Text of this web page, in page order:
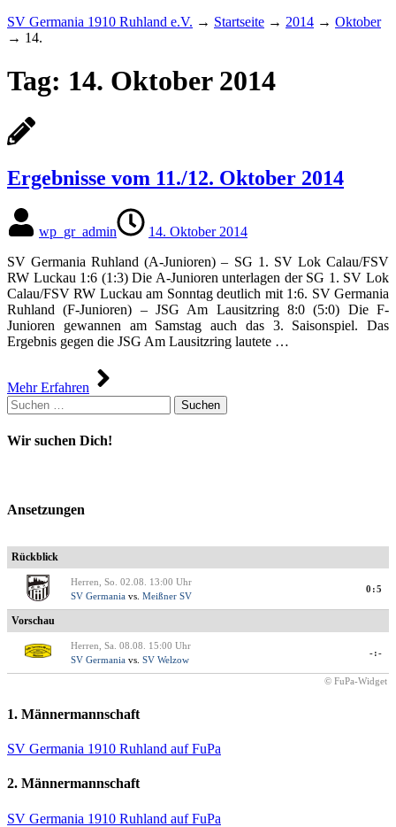
SV Germania 1910 Ruhland e.V. → Startseite → 2014 → Oktober
→ 14.
Tag: 14. Oktober 2014
Ergebnisse vom 11./12. Oktober 2014
wp_gr_admin
14. Oktober 2014
SV Germania Ruhland (A-Junioren) – SG 1. SV Lok Calau/FSV
RW Luckau 1:6 (1:3) Die A-Junioren unterlagen der SG 1. SV Lok
Calau/FSV RW Luckau am Sonntag deutlich mit 1:6. SV Germania
Ruhland (F-Junioren) – JSG Am Lausitzring 8:0 (5:0) Die F-
Junioren gewannen am Samstag auch das 3. Saisonspiel. Das
Ergebnis gegen die JSG Am Lausitzring lautete …
Mehr Erfahren
Suchen
nach:
Wir suchen Dich!
Ansetzungen
Rückblick
Herren, So. 02.08. 13:00 Uhr
SV Germania vs. Meißner SV
0:5
Vorschau
Herren, Sa. 08.08. 15:00 Uhr
SV Germania vs. SV Welzow
-:-
© FuPa-Widget
1. Männermannschaft
SV Germania 1910 Ruhland auf FuPa
2. Männermannschaft
SV Germania 1910 Ruhland auf FuPa